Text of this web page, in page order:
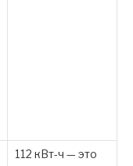
112 кВт-ч — это